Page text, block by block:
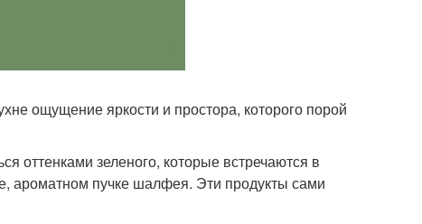
ощущение яркости и простора, которого порой
оттенками зеленого, которые встречаются в
ароматном пучке шалфея. Эти продукты сами